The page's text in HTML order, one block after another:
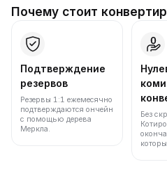
Почему стоит
Подтверждение
резервов
Резервы 1:1 ежемесячно
подтверждаются ончейн
с помощью дерева
Меркла.
Без